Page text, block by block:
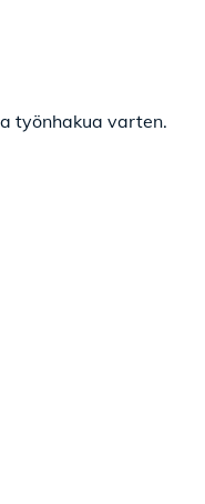
työnhakua varten.